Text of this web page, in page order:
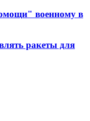
военному в
ракеты для